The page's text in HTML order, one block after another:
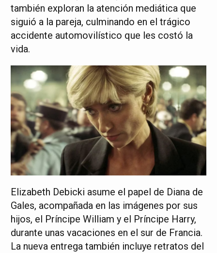
también exploran la atención mediática que
siguió a la pareja, culminando en el trágico
accidente automovilístico que les costó la
vida.
Elizabeth Debicki asume el papel de Diana de
Gales, acompañada en las imágenes por sus
hijos, el Príncipe William y el Príncipe Harry,
durante unas vacaciones en el sur de Francia.
La nueva entrega también incluye retratos del